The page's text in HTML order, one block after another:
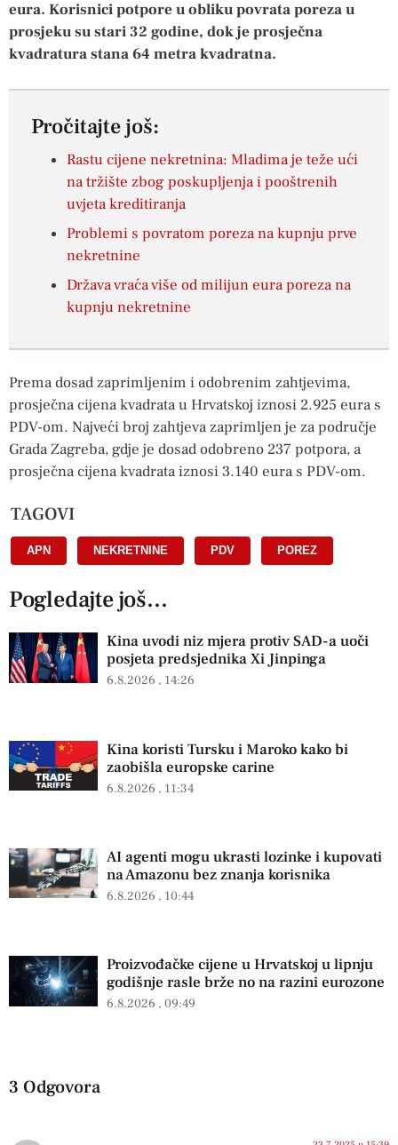
eura. Korisnici potpore u obliku povrata poreza u
prosjeku su stari 32 godine, dok je prosječna
kvadratura stana 64 metra kvadratna.
Pročitajte još:
Rastu cijene nekretnina: Mladima je teže ući
na tržište zbog poskupljenja i pooštrenih
uvjeta kreditiranja
Problemi s povratom poreza na kupnju prve
nekretnine
Država vraća više od milijun eura poreza na
kupnju nekretnine
Prema dosad zaprimljenim i odobrenim zahtjevima,
prosječna cijena kvadrata u Hrvatskoj iznosi 2.925 eura s
PDV-om. Najveći broj zahtjeva zaprimljen je za područje
Grada Zagreba, gdje je dosad odobreno 237 potpora, a
prosječna cijena kvadrata iznosi 3.140 eura s PDV-om.
TAGOVI
APN NEKRETNINE PDV POREZ
Pogledajte još...
Kina uvodi niz mjera protiv SAD-a uoči
posjeta predsjednika Xi Jinpinga
6.8.2026 14:26
Kina koristi Tursku i Maroko kako bi
zaobišla europske carine
6.8.2026 11:34
AI agenti mogu ukrasti lozinke i kupovati
na Amazonu bez znanja korisnika
6.8.2026 10:44
Proizvođačke cijene u Hrvatskoj u lipnju
godišnje rasle brže no na razini eurozone
6.8.2026 09:49
3 Odgovora